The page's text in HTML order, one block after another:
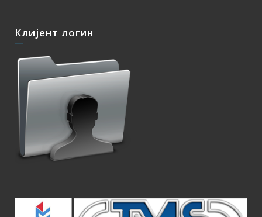
Клијент логин